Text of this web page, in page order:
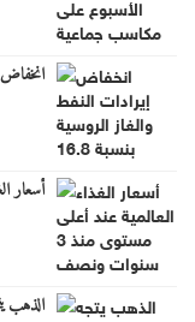
انخفاض
أسعار
الذهب